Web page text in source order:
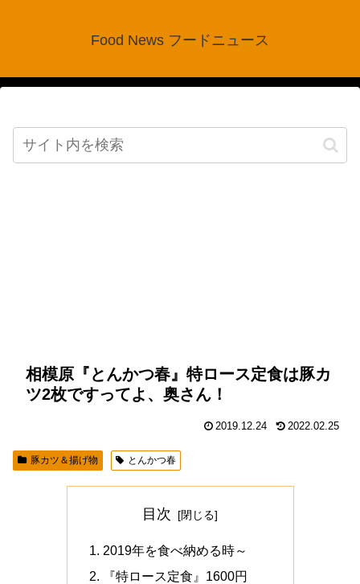
Food News フードニュース
相模原『とんかつ春』特ロース定食は豚カ
ツ2枚ですってよ、奥さん！
2019.12.24 2022.02.25
豚カツ＆揚げ物 とんかつ春
目次
2019年を食べ納める時～
『特ロース定食』1600円